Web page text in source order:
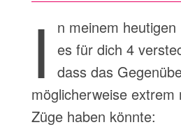
I
n meinem
es für dich 4
dass das
möglicherweise extrem
Züge haben könnte: